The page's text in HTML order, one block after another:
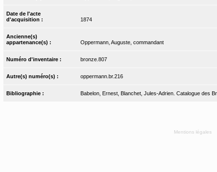
Date de l'acte
d'acquisition :
1874
Ancienne(s)
appartenance(s) :
Oppermann, Auguste, commandant
Numéro d'inventaire : bronze.807
Autre(s) numéro(s) : oppermann.br.216
Bibliographie : Babelon, Ernest, Blanchet, Jules-Adrien. Catalogue des
Mentions légales